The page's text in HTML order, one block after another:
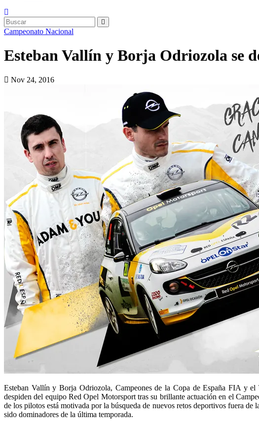
Campeonato Nacional
Esteban Vallín y Borja Odriozola se
Nov 24, 2016
Esteban Vallín y Borja Odriozola, Campeones de la Copa de España FIA y el
despiden del equipo Red Opel Motorsport tras su brillante actuación en el
de los pilotos está motivada por la búsqueda de nuevos retos deportivos fuera de
sido dominadores de la última temporada.